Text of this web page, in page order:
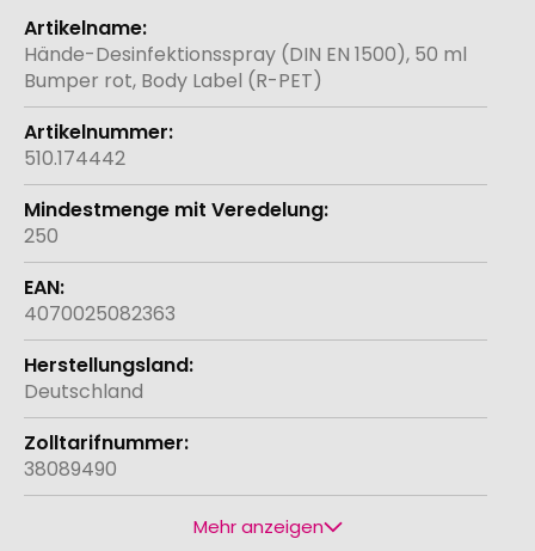
Weitere
Informationen
Hände-Desinfektionsspray (DIN EN 1500), 50 ml
Bumper rot, Body Label (R-PET)
510.174442
250
4070025082363
Deutschland
38089490
Mehr anzeigen